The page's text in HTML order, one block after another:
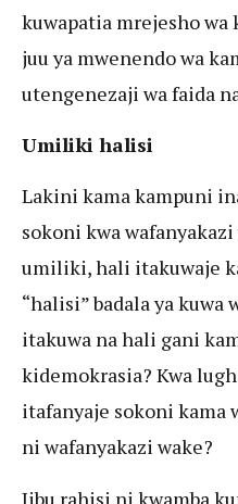
kuwapatia mrejesho
juu ya mwenendo wa
utengenezaji wa faida
Umiliki halisi
Lakini kama kampuni
sokoni kwa
umiliki, hali itakuwaje
“halisi” badala ya
itakuwa na hali gani
kidemokrasia? Kwa
itafanyaje sokoni kama
ni wafanyakazi wake?
Jibu rahisi ni kwamba